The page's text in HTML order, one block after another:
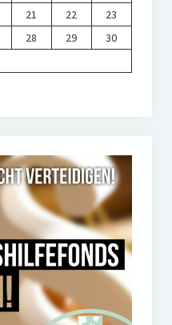
21 22
23
28 29
30